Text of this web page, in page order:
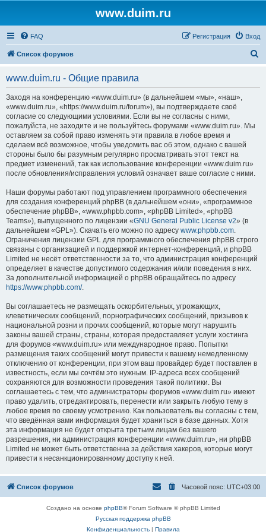
www.duim.ru
FAQ Вход
Регистрация
Список форумов
www.duim.ru - Общие правила
Заходя на конференцию «www.duim.ru» (в дальнейшем «мы», «наш»,
«www.duim.ru», «https://www.duim.ru/forum»), вы подтверждаете своё
согласие со следующими условиями. Если вы не согласны с ними,
пожалуйста, не заходите и не пользуйтесь форумами «www.duim.ru». Мы
оставляем за собой право изменять эти правила в любое время и
сделаем всё возможное, чтобы уведомить вас об этом, однако с вашей
стороны было бы разумным регулярно просматривать этот текст на
предмет изменений, так как использование конференции «www.duim.ru»
после обновления/исправления условий означает ваше согласие с ними.
Наши форумы работают под управлением программного обеспечения
для создания конференций phpBB (в дальнейшем «они», «программное
обеспечение phpBB», «www.phpbb.com», «phpBB Limited», «phpBB
Teams»), выпущенного по лицензии «GNU General Public License v2» (в
дальнейшем «GPL»). Скачать его можно по адресу www.phpbb.com.
Ограничения лицензии GPL для программного обеспечения phpBB строго
связаны с организацией и поддержкой интернет-конференций, и phpBB
Limited не несёт ответственности за то, что администрация конференций
определяет в качестве допустимого содержания и/или поведения в них.
За дополнительной информацией о phpBB обращайтесь по адресу
https://www.phpbb.com/.
Вы соглашаетесь не размещать оскорбительных, угрожающих,
клеветнических сообщений, порнографических сообщений, призывов к
национальной розни и прочих сообщений, которые могут нарушить
законы вашей страны, страны, которая предоставляет услуги хостинга
для форумов «www.duim.ru» или международное право. Попытки
размещения таких сообщений могут привести к вашему немедленному
отключению от конференции, при этом ваш провайдер будет поставлен в
известность, если мы сочтём это нужным. IP-адреса всех сообщений
сохраняются для возможности проведения такой политики. Вы
соглашаетесь с тем, что администраторы форумов «www.duim.ru» имеют
право удалить, отредактировать, перенести или закрыть любую тему в
любое время по своему усмотрению. Как пользователь вы согласны с тем,
что введённая вами информация будет храниться в базе данных. Хотя
эта информация не будет открыта третьим лицам без вашего
разрешения, ни администрация конференции «www.duim.ru», ни phpBB
Limited не может быть ответственна за действия хакеров, которые могут
привести к несанкционированному доступу к ней.
Список форумов Часовой пояс: UTC+03:00
Создано на основе phpBB® Forum Software © phpBB Limited
Русская поддержка phpBB
Конфиденциальность| Правила